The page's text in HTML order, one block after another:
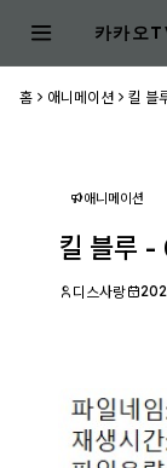
카카오
홈 애니메이션 킬 블
애니메이션
킬 블루
디스사랑